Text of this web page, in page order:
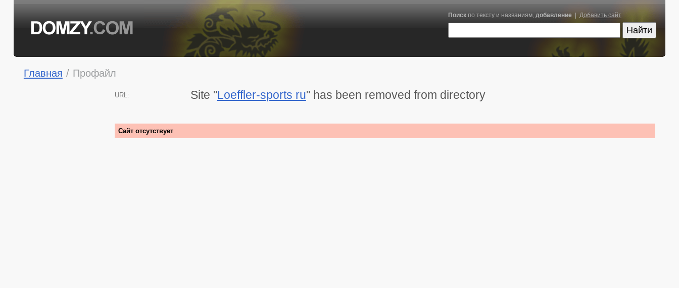
Поискпо тексту и названиям, добавление| Добавить сайт
Главная / Профайл
URL: Site "Loeffler-sports ru" has been removed from directory
Сайт отсутствует